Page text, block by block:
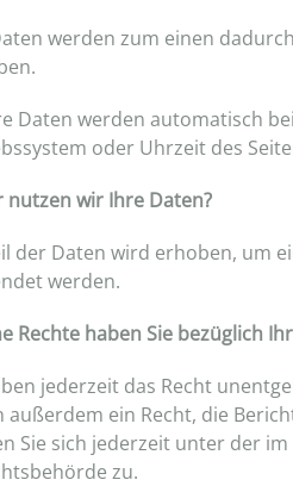
werden zum einen
Daten werden automatisch
oder Uhrzeit des
nutzen wir Ihre Daten?
der Daten wird erhoben, um
werden.
Rechte haben Sie bezüglich
jederzeit das Recht
außerdem ein Recht, die
Sie sich jederzeit unter der
zu.